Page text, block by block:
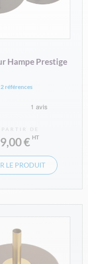
Hampe Prestige
2 références
PARTIR DE
€
LE PRODUIT